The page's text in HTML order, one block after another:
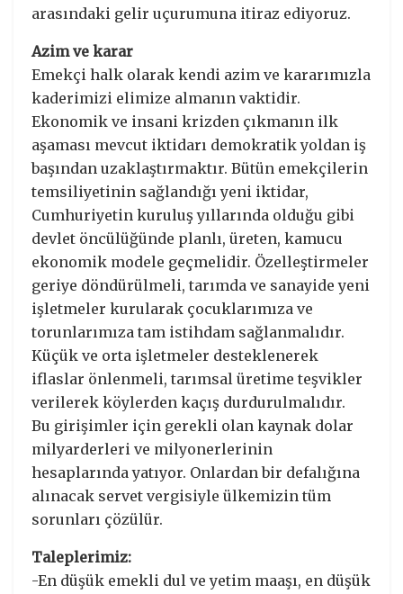
arasındaki gelir uçurumuna itiraz ediyoruz.
Azim ve karar
Emekçi halk olarak kendi azim ve kararımızla
kaderimizi elimize almanın vaktidir.
Ekonomik ve insani krizden çıkmanın ilk
aşaması mevcut iktidarı demokratik yoldan iş
başından uzaklaştırmaktır. Bütün emekçilerin
temsiliyetinin sağlandığı yeni iktidar,
Cumhuriyetin kuruluş yıllarında olduğu gibi
devlet öncülüğünde planlı, üreten, kamucu
ekonomik modele geçmelidir. Özelleştirmeler
geriye döndürülmeli, tarımda ve sanayide yeni
işletmeler kurularak çocuklarımıza ve
torunlarımıza tam istihdam sağlanmalıdır.
Küçük ve orta işletmeler desteklenerek
iflaslar önlenmeli, tarımsal üretime teşvikler
verilerek köylerden kaçış durdurulmalıdır.
Bu girişimler için gerekli olan kaynak dolar
milyarderleri ve milyonerlerinin
hesaplarında yatıyor. Onlardan bir defalığına
alınacak servet vergisiyle ülkemizin tüm
sorunları çözülür.
Taleplerimiz:
-En düşük emekli dul ve yetim maaşı, en düşük